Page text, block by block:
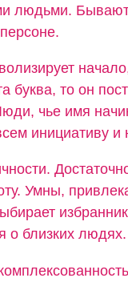
людьми.
буква, то он
чье имя
инициативу и
Умны,
о близких людях.